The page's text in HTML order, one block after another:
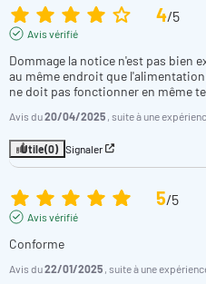
4/5
Avis vérifié
Dommage la notice n'est pas bien
au même endroit que
ne doit pas fonctionner en même
Avis du20/04/2025 , suite à une
Utile(0) Signaler
5/5
Avis vérifié
Conforme
Avis du22/01/2025 , suite à une